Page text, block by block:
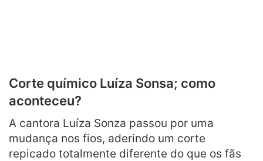
Corte químico Luíza Sonsa; como
aconteceu?
A cantora Luíza Sonza passou por uma
mudança nos fios, aderindo um corte
repicado totalmente diferente do que os fãs